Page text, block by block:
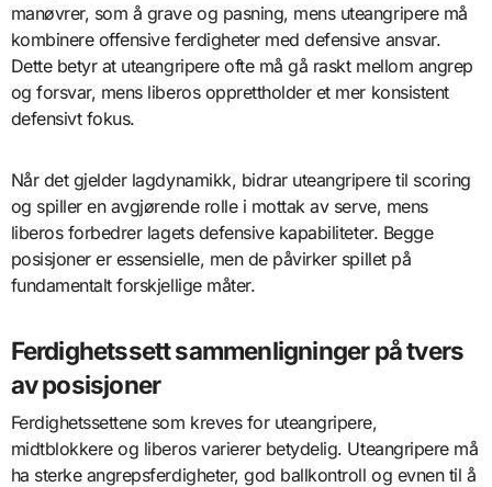
manøvrer, som å grave og pasning, mens uteangripere må
kombinere offensive ferdigheter med defensive ansvar.
Dette betyr at uteangripere ofte må gå raskt mellom angrep
og forsvar, mens liberos opprettholder et mer konsistent
defensivt fokus.
Når det gjelder lagdynamikk, bidrar uteangripere til scoring
og spiller en avgjørende rolle i mottak av serve, mens
liberos forbedrer lagets defensive kapabiliteter. Begge
posisjoner er essensielle, men de påvirker spillet på
fundamentalt forskjellige måter.
Ferdighetssett sammenligninger på tvers
av posisjoner
Ferdighetssettene som kreves for uteangripere,
midtblokkere og liberos varierer betydelig. Uteangripere må
ha sterke angrepsferdigheter, god ballkontroll og evnen til å